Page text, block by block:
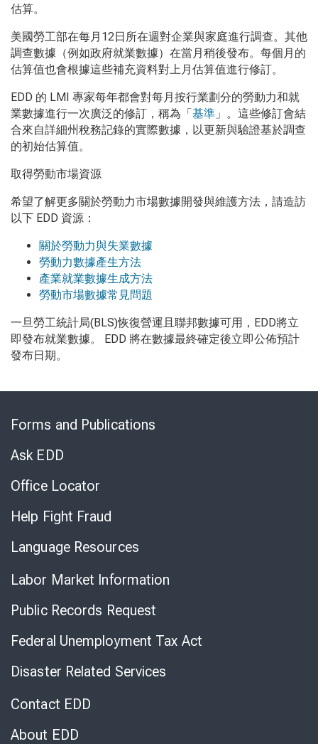
估算。
美國勞工部在每月12日所在週對企業與家庭進行調查。其他
調查數據（例如政府就業數據）在當月稍後發布。每個月的
估算值也會根據這些補充資料對上月估算值進行修訂。
EDD 的 LMI 專家每年都會對每月按行業劃分的勞動力和就
業數據進行一次廣泛的修訂，稱為「基準 」。這些修訂會結
合來自詳細州稅務記錄的實際數據，以更新與驗證基於調查
的初始估算值。
取得勞動市場資源
希望了解更多關於勞動力市場數據開發與維護方法，請造訪
以下 EDD 資源：
關於勞動力與失業數據
勞動力數據產生方法
產業就業數據生成方法
勞動市場數據常見問題
一旦勞工統計局(BLS)恢復營運且聯邦數據可用，EDD將立
即發布就業數據。 EDD 將在數據最終確定後立即公佈預計
發布日期。
Forms and Publications
Ask EDD
Office Locator
Help Fight Fraud
Language Resources
Labor Market Information
Public Records Request
Federal Unemployment Tax Act
Disaster Related Services
Contact EDD
About EDD